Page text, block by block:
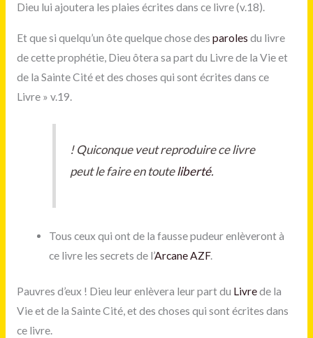
Dieu lui ajoutera les plaies écrites dans ce livre (v.18).
Et que si quelqu’un ôte quelque chose des paroles du livre
de cette prophétie, Dieu ôtera sa part du Livre de la Vie et
de la Sainte Cité et des choses qui sont écrites dans ce
Livre » v.19.
!Quiconque veut reproduire ce livre
peut le faire en touteliberté.
Tous ceux qui ont de la fausse pudeur enlèveront à
ce livre les secrets de l’Arcane AZF.
Pauvres d’eux ! Dieu leur enlèvera leur part du Livrede la
Vie et de la Sainte Cité, et des choses qui sont écrites dans
ce livre.